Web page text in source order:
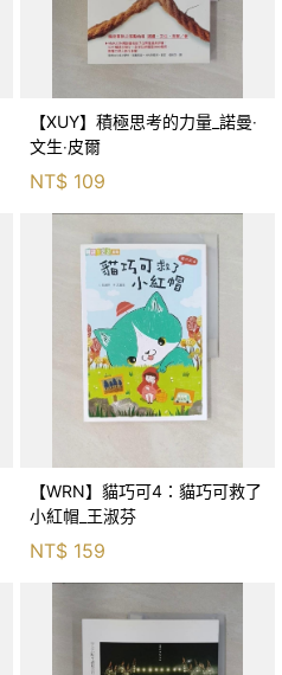
【XUY】積極思考的力量_諾曼‧
文生‧皮爾
NT$ 109
【WRN】貓巧可4：貓巧可救了
小紅帽_王淑芬
NT$ 159